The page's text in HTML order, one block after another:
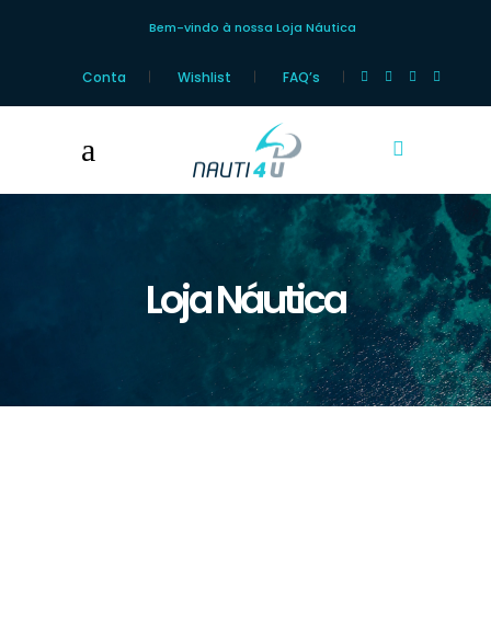
Bem-vindo à nossa Loja Náutica
Conta Wishlist FAQ’s
Loja Náutica